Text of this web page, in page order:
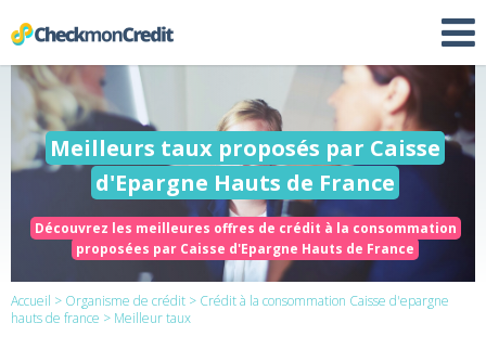
Meilleurs taux proposés par Caisse
d'Epargne Hauts de France
Découvrez les meilleures offres de crédit à la consommation
proposées par Caisse d'Epargne Hauts de France
Accueil > Organisme de crédit > Crédit à la consommation Caisse d'epargne
hauts de france > Meilleur taux